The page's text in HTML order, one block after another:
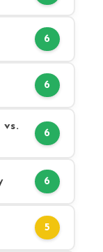
6
6
vs.
6
6
5